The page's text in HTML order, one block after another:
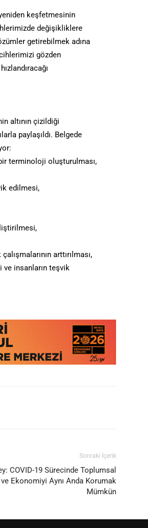
yeniden keşfetmesinin
değişikliklere
getirebilmek adına
gözden
altının çizildiği
paylaşıldı. Belgede
terminoloji oluşturulması,
edilmesi,
arttırılması,
ve insanların teşvik
Sonraki İçerik
COVID-19 Sürecinde Toplumsal
ve Ekonomiyi Aynı Anda Korumak
Mümkün